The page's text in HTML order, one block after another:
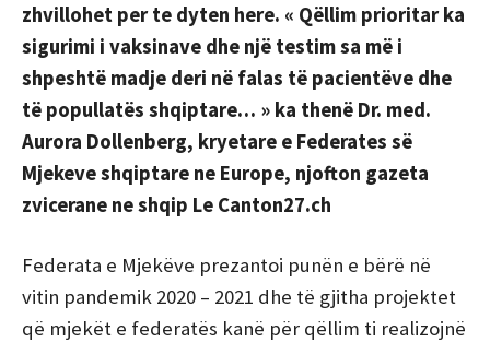
zhvillohet per te dyten here. « Qëllim prioritar ka
sigurimi i vaksinave dhe një testim sa më i
shpeshtë madje deri në falas të pacientëve dhe
të popullatës shqiptare… » ka thenë Dr. med.
Aurora Dollenberg, kryetare e Federates së
Mjekeve shqiptare ne Europe, njofton gazeta
zvicerane ne shqip Le Canton27.ch
Federata e Mjekëve prezantoi punën e bërë në
vitin pandemik 2020 – 2021 dhe të gjitha projektet
që mjekët e federatës kanë për qëllim ti realizojnë